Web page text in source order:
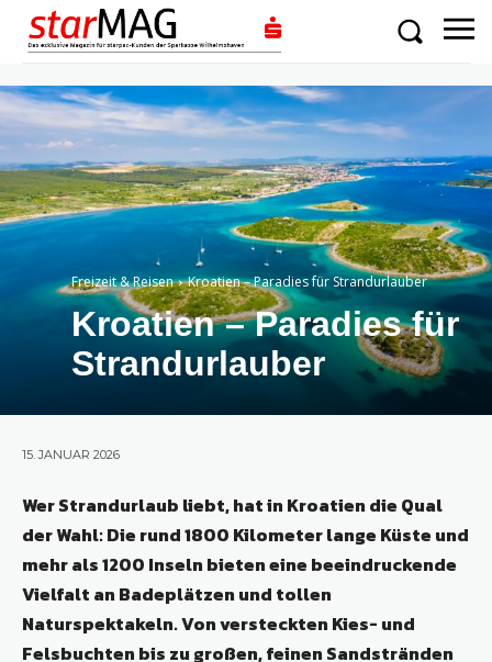
Freizeit & Reisen Kroatien – Paradies für Strandurlauber
Kroatien – Paradies für
Strandurlauber
15. JANUAR 2026
Wer Strandurlaub liebt, hat in Kroatien die Qual
der Wahl: Die rund 1800 Kilometer lange Küste und
mehr als 1200 Inseln bieten eine beeindruckende
Vielfalt an Badeplätzen und tollen
Naturspektakeln. Von versteckten Kies- und
Felsbuchten bis zu großen, feinen Sandstränden